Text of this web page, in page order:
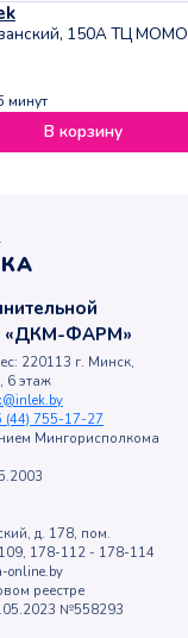
150А ТЦ МОМО
минут
В корзину
«ДКМ-ФАРМ»
220113 г. Минск,
6 этаж
(44) 755-17-27
Мингорисполкома
д. 178, пом.
178-112 - 178-114
online.by
реестре
№558293